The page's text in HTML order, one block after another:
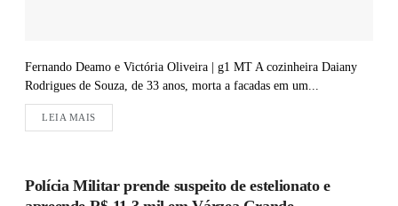
Fernando Deamo e Victória Oliveira | g1 MT A cozinheira Daiany
Rodrigues de Souza, de 33 anos, morta a facadas em um...
LEIA MAIS
Polícia Militar prende suspeito de estelionato e